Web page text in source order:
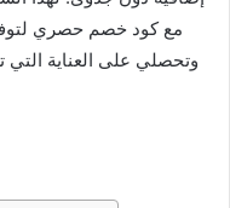
وتحصلي على العناية التي